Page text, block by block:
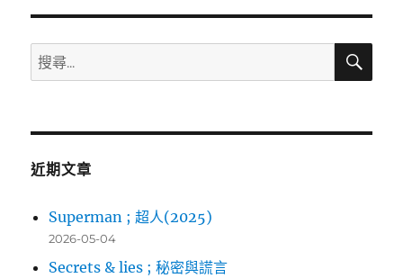
章:
搜
尋
鍵
搜
近期文章
Superman ; 超人(2025)
2026-05-04
Secrets & lies ; 秘密與謊言